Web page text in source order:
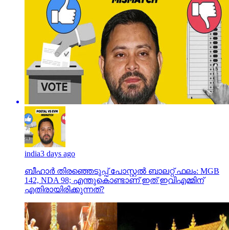
india3 days ago
ബീഹാർ തിരഞ്ഞെടുപ്പ് പോസ്റ്റൽ ബാലറ്റ് ഫലം: MGB
142, NDA 98; എന്തുകൊണ്ടാണ് ഇത് ഇവിഎമ്മിന്
എതിരായിരിക്കുന്നത്?